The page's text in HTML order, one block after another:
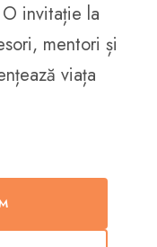
invitație la
mentori și
viața